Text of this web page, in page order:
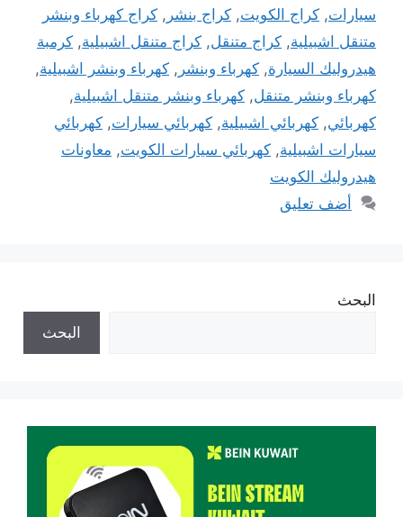
سيارات, كراج الكويت, كراج بنشر , كراج كهرباء وبنشر
متنقل اشبيلية, كراج متنقل, كراج متنقل اشبيلية, كرمبة
هيدروليك السيارة, كهرباء وبنشر , كهرباء وبنشر اشبيلية,
كهرباء وبنشر متنقل, كهرباء وبنشر متنقل اشبيلية,
كهربائي, كهربائي اشبيلية, كهربائي سيارات, كهربائي
سيارات اشبيلية, كهربائي سيارات الكويت, معاونات
هيدروليك الكويت
أضف تعليق
البحث
البحث